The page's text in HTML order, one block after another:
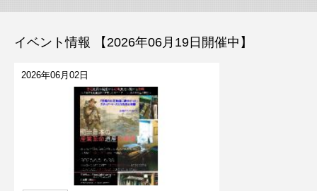
イベント情報 【2026年06月19日開催中】
2026年06月02日